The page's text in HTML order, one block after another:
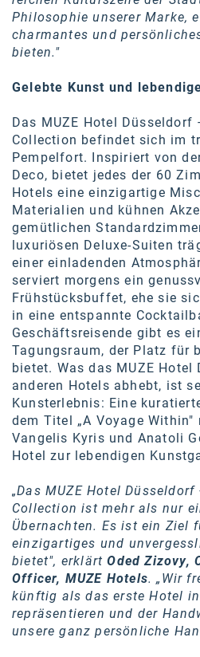
Kontakt
Philosophie unserer Marke,
charmantes und
bieten."
Gelebte Kunst und
Das MUZE Hotel Düsseldorf
Collection befindet sich im
Pempelfort. Inspiriert von
Deco, bietet jedes der 60
Hotels eine einzigartige
Materialien und kühnen
gemütlichen
luxuriösen Deluxe-Suiten
einer einladenden
serviert morgens ein
Frühstücksbuffet, ehe sie
in eine entspannte
Geschäftsreisende gibt es
Tagungsraum, der Platz für
bietet. Was das MUZE Hotel
anderen Hotels abhebt, ist
Kunsterlebnis: Eine
dem Titel „A Voyage
Vangelis Kyris und Anatoli
Hotel zur lebendigen
„Das MUZE Hotel
Collection ist mehr als nur
Übernachten. Es ist ein Ziel
einzigartiges und
bietet", erklärtOded Zizovy,
Officer, MUZE Hotels. „Wir
künftig als das erste Hotel
repräsentieren und der
unsere ganz persönliche